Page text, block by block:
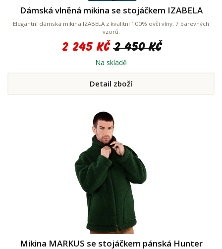
Dámská vlněná mikina se stojáčkem IZABELA
Elegantní dámská mikina IZABELA z kvalitní 100% ovčí vlny, 7 barevných
vzorů.
2 245 Kč 2 450 Kč
Na skladě
Detail zboží
Mikina MARKUS se stojáčkem pánská Hunter